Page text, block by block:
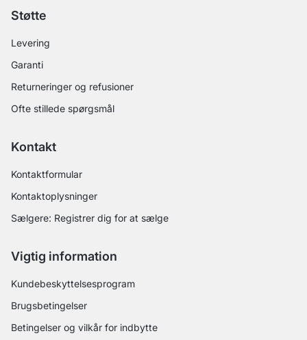
Støtte
Levering
Garanti
Returneringer og refusioner
Ofte stillede spørgsmål
Kontakt
Kontaktformular
Kontaktoplysninger
Sælgere: Registrer dig for at sælge
Vigtig information
Kundebeskyttelsesprogram
Brugsbetingelser
Betingelser og vilkår for indbytte